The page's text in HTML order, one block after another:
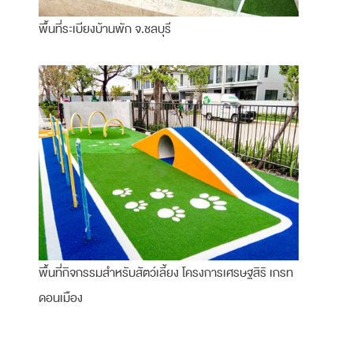
พื้นที่ระเบียงบ้านพัก จ.ชลบุรี
พื้นที่กิจกรรมสำหรับสัตว์เลี้ยง โครงการเศรษฐสิริ เกรท
ดอนเมือง